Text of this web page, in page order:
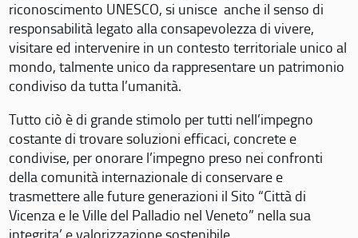
riconoscimento UNESCO, si unisce anche il senso di
responsabilità legato alla consapevolezza di vivere,
visitare ed intervenire in un contesto territoriale unico al
mondo, talmente unico da rappresentare un patrimonio
condiviso da tutta l’umanità.
Tutto ciò è di grande stimolo per tutti nell’impegno
costante di trovare soluzioni efficaci, concrete e
condivise, per onorare l’impegno preso nei confronti
della comunità internazionale di conservare e
trasmettere alle future generazioni il Sito “Città di
Vicenza e le Ville del Palladio nel Veneto” nella sua